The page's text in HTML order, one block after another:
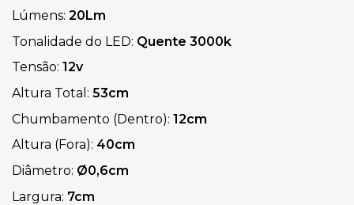
Lúmens: 20Lm
Tonalidade do LED: Quente 3000k
Tensão: 12v
Altura Total: 53cm
Chumbamento (Dentro): 12cm
Altura (Fora): 40cm
Diâmetro: Ø0,6cm
Largura: 7cm